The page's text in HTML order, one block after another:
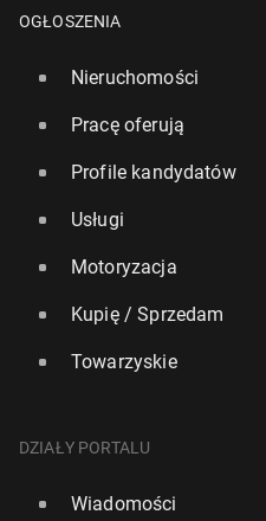
OGŁOSZENIA
Nieruchomości
Pracę oferują
Profile kandydatów
Usługi
Motoryzacja
Kupię / Sprzedam
Towarzyskie
DZIAŁY PORTALU
Wiadomości